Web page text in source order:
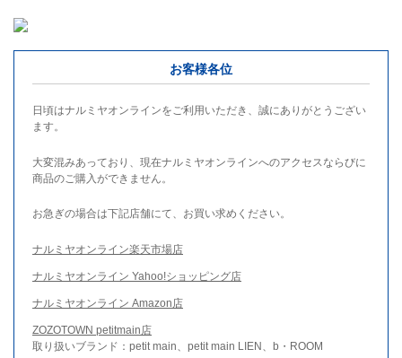
お客様各位
日頃はナルミヤオンラインをご利用いただき、誠にありがとうござい
ます。
大変混みあっており、現在ナルミヤオンラインへのアクセスならびに
商品のご購入ができません。
お急ぎの場合は下記店舗にて、お買い求めください。
ナルミヤオンライン楽天市場店
ナルミヤオンライン Yahoo!ショッピング店
ナルミヤオンライン Amazon店
ZOZOTOWN petitmain店
取り扱いブランド：petit main、petit main LIEN、b・ROOM